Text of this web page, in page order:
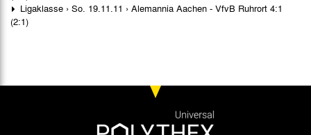
Ligaklasse › So. 19.11.11 › Alemannia Aachen - VfvB Ruhrort 4:1
(2:1)